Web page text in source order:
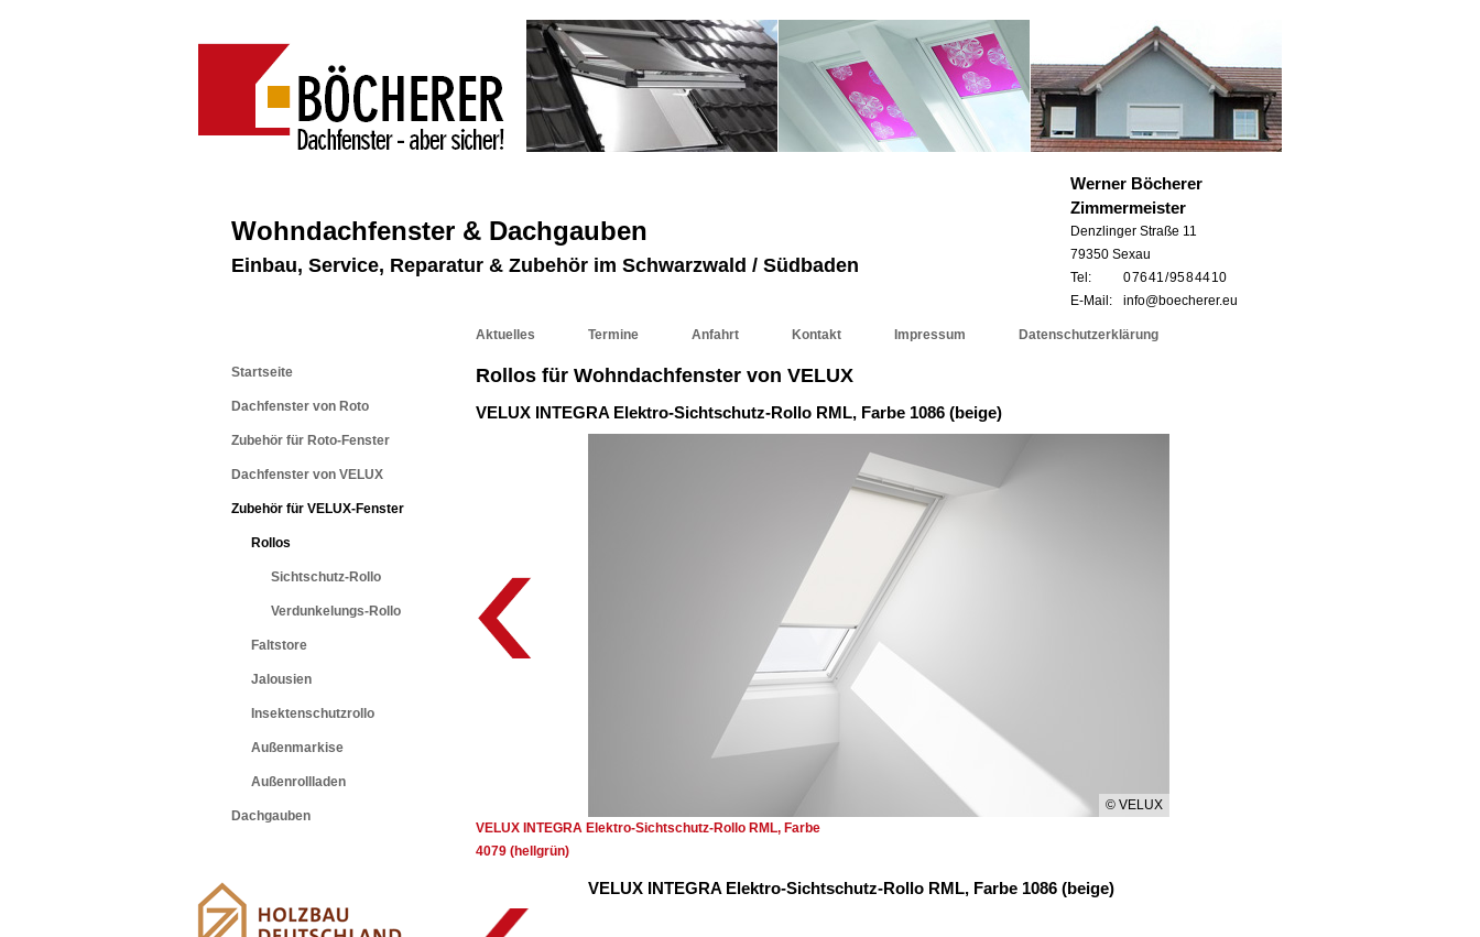
Wohndachfenster & Dachgauben
Einbau, Service, Reparatur & Zubehör im Schwarzwald / Südbaden
Werner Böcherer
Zimmermeister
Denzlinger Straße 11
79350 Sexau
Tel:
0 76 41 / 95 8 44 10
E-Mail:
info@boecherer.eu
Startseite
Dachfenster von Roto
Zubehör für Roto-Fenster
Dachfenster von VELUX
Zubehör für VELUX-Fenster
Rollos
Sichtschutz-Rollo
Verdunkelungs-Rollo
Faltstore
Jalousien
Insektenschutzrollo
Außenmarkise
Außenrollladen
Dachgauben
Aktuelles Termine Anfahrt Kontakt Impressum Datenschutzerklärung
Rollos für Wohndachfenster von VELUX
VELUX INTEGRA Elektro-Sichtschutz-Rollo RML, Farbe 1086 (beige)
© VELUX
VELUX INTEGRA Elektro-Sichtschutz-Rollo RML, Farbe
4079 (hellgrün)
VELUX INTEGRA Elektro-Sichtschutz-Rollo RML, Farbe 1086 (beige)